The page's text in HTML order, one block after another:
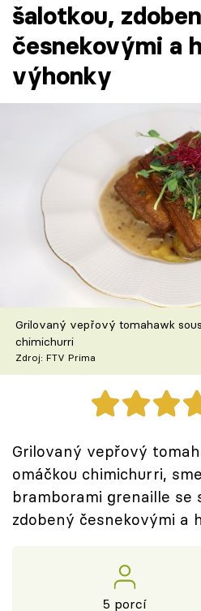
Články
TV Program
Speciál: Cuketa
Těhotnej kuchař
Sledujte prima+
Přihlášení
šalotkou,
česnekovými a
výhonky
Grilovaný vepřový tomahawk
chimichurri
Zdroj: FTV Prima
Grilovaný vepřový
omáčkou chimichurri,
bramborami grenaille se
zdobený česnekovými a
5 porcí